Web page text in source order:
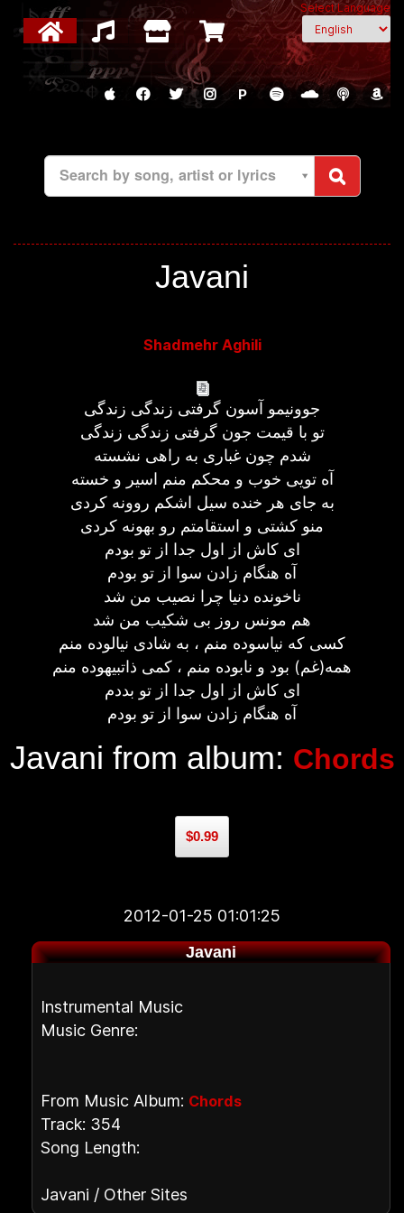
Select Language
P
Search by song, artist or lyrics
Javani
Shadmehr Aghili
جوونیمو آسون گرفتی زندگی زندگی
تو با قیمت جون گرفتی زندگی زندگی
شدم چون غباری به راهی نشسته
آه تویی خوب و محکم منم اسیر و خسته
به جای هر خنده سیل اشکم روونه کردی
منو کشتی و استقامتم رو بهونه کردی
ای کاش از اول جدا از تو بودم
آه هنگام زادن سوا از تو بودم
ناخونده دنیا چرا نصیب من شد
هم مونس روز بی شکیب من شد
کسی که نیاسوده منم ، به شادی نیالوده منم
همه(غم) بود و نابوده منم ، کمی ذاتبیهوده منم
ای کاش از اول جدا از تو بددم
آه هنگام زادن سوا از تو بودم
Javani from album: Chords
$0.99
2012-01-25 01:01:25
Javani
Instrumental Music
Music Genre:
From Music Album: Chords
Track: 354
Song Length:
Javani / Other Sites